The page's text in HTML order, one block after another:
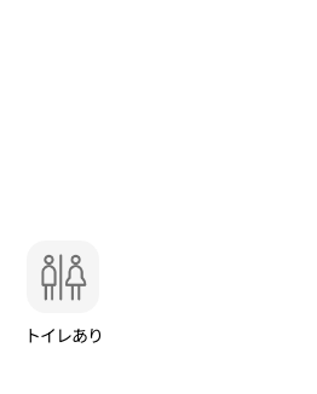
トイレあり